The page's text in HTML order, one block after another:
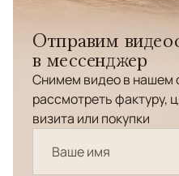
Отправим
в мессенджер
Снимем видео в нашем
рассмотреть фактуру,
визита или покупки